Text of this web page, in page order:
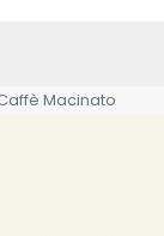
Macinato